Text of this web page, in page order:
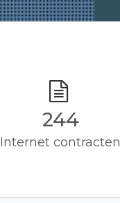
245
Internet contracten